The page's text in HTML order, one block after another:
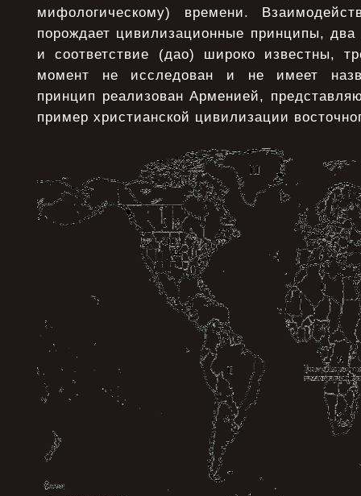
мифологическому) времени.
порождает цивилизационные принципы,
и соответствие (дао) широко известны,
момент не исследован и не имеет
принцип реализован Арменией,
пример христианской цивилизации